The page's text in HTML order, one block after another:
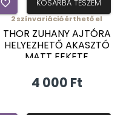
favorite_border KOSÁRBA TESZEM
2színvariáció érthető el
THOR ZUHANY AJTÓRA
HELYEZHETŐ AKASZTÓ
MATT FEKETE
4 000 Ft